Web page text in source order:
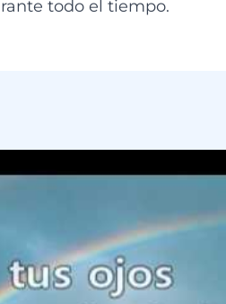
todo el tiempo.